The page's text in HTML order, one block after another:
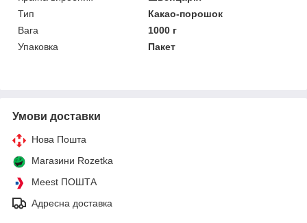
Тип
Какао-порошок
Вага
1000 г
Упаковка
Пакет
Умови доставки
Нова Пошта
Магазини Rozetka
Meest ПОШТА
Адресна доставка